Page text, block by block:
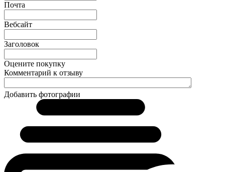
Почта
Вебсайт
Заголовок
Оцените покупку
Комментарий к отзыву
Добавить фотографии